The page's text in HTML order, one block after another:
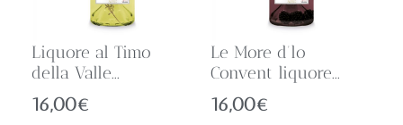
Liquore al Timo
della Valle...
16,00€
Le More d’lo
Convent liquore...
16,00€